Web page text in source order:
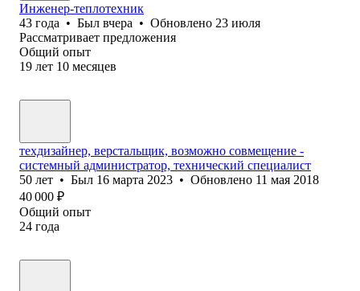
Инженер-теплотехник
43 года • Был вчера • Обновлено 23 июля
Рассматривает предложения
Общий опыт
19 лет 10 месяцев
техдизайнер, верстальщик, возможно совмещение -
системный администратор, технический специалист
50 лет • Был 16 марта 2023 • Обновлено 11 мая 2018
40 000 ₽
Общий опыт
24 года